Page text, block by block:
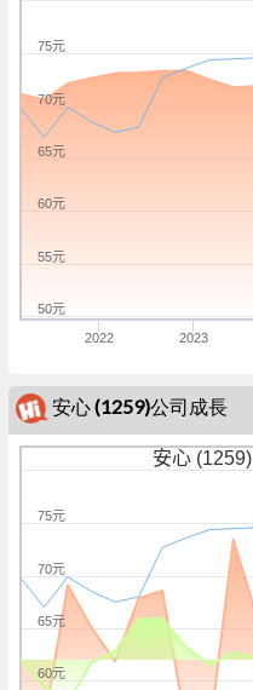
2022 2023
50元
55元
60元
65元
70元
75元
安心 (1259)公司成長
安心 (1259)
60元
65元
70元
75元